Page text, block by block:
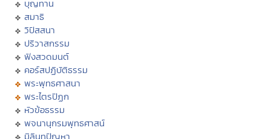
บุญทาน
สมาธิ
วิปัสสนา
ปริวาสกรรม
ฟังสวดมนต์
คอร์สปฏิบัติธรรม
พระพุทธศาสนา
พระไตรปิฏก
หัวข้อธรรม
พจนานุกรมพุทธศาสน์
มิลินทปัญหา